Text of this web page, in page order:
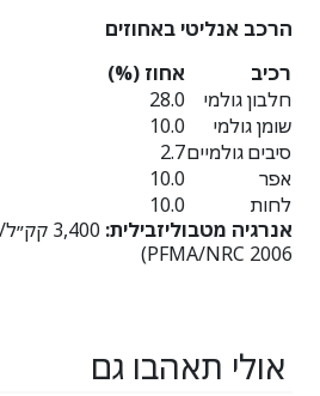
הרכב אנליטי באחוזים
רכיב
אחוז (%)
חלבון גולמי
28.0
שומן גולמי
10.0
סיבים גולמיים2.7
אפר
10.0
לחות
10.0
אנרגיה מטבוליזבילית:
3,400
PFMA/NRC 2006)
אולי תאהבו גם